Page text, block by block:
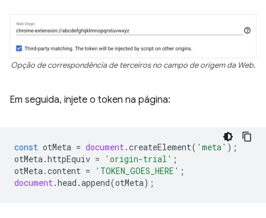
Opção de correspondência de terceiros no campo de origem da Web.
Em seguida, injete o token na página:
const otMeta = document.createElement( 'meta' );
otMeta.httpEquiv = 'origin-trial' ;
otMeta.content = 'TOKEN_GOES_HERE' ;
document.head .append(otMeta);